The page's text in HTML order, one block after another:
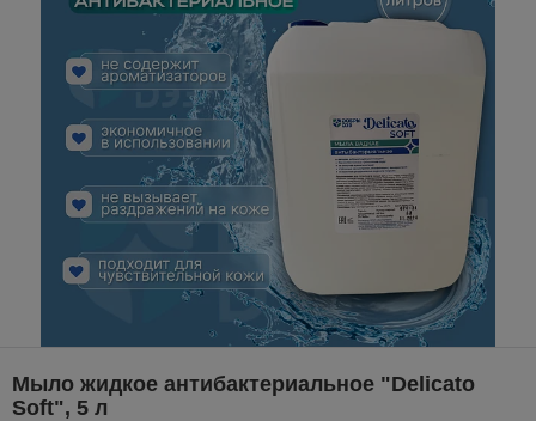
Мыло жидкое антибактериальное "Delicato
Soft", 5 л